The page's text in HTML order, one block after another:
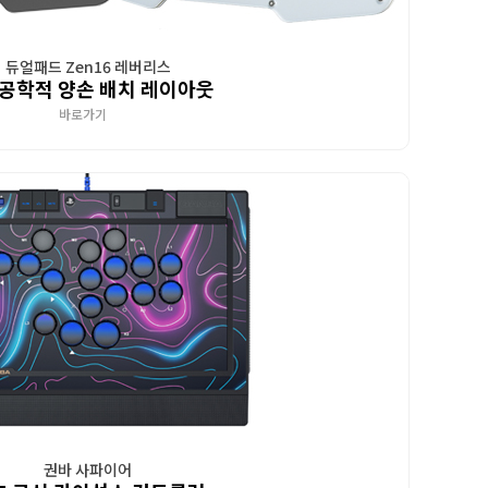
듀얼패드 Zen16 레버리스
학적 양손 배치 레이아웃
바로가기
권바 사파이어